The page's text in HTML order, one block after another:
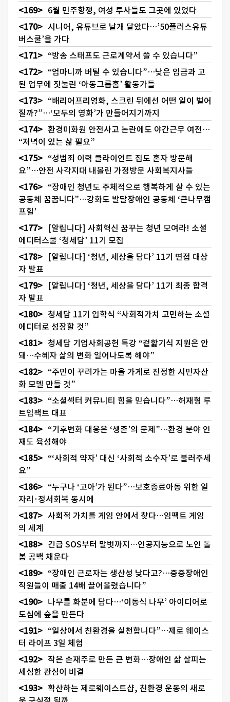
6월 민주항쟁, 여성 투사들도 그곳에 있었다
시니어, 유튜브로 날개 달았다…’50플러스유튜
버스쿨’을 가다
“방송 스태프도 근로계약서 쓸 수 있습니다”
“엄마니까 버틸 수 있습니다”…낮은 임금과 고
된 업무에 짓눌린 ‘아동그룹홈’ 활동가들
“배리어프리영화, 스크린 뒤에선 어떤 일이 벌어
질까?”…‘모두의 영화’가 만들어지기까지
환경미화원 안전사고 논란에도 야간근무 여전…
“저녁이 있는 삶 필요”
“성범죄 이력 클라이언트 집도 혼자 방문해
요”…안전 사각지대 내몰린 가정방문 사회복지사들
“장애인 청년도 주체적으로 행복하게 살 수 있는
공동체 꿈꿉니다”…강화도 발달장애인 공동체 ‘큰나무캠
프힐’
[알립니다] 사회혁신 꿈꾸는 청년 모여라! 소셜
에디터스쿨 ‘청세담’ 11기 모집
[알립니다] ‘청년, 세상을 담다’ 11기 면접 대상
자 발표
[알립니다] ‘청년, 세상을 담다’ 11기 최종 합격
자 발표
청세담 11기 입학식 “사회적가치 고민하는 소셜
에디터로 성장할 것”
청세담 기업사회공헌 특강 “겉핥기식 지원은 안
돼…수혜자 삶의 변화 일어나도록 해야”
“주민이 꾸려가는 마을 가게로 진정한 시민자산
화 모델 만들 것”
“소셜섹터 커뮤니티 힘을 믿습니다”…허재형 루
트임팩트 대표
“기후변화 대응은 ‘생존’의 문제”…환경 분야 인
재도 육성해야
“‘사회적 약자’ 대신 ‘사회적 소수자’로 불러주세
요”
“누구나 ‘고아’가 된다”…보호종료아동 위한 일
자리·정서회복 동시에
사회적 가치를 게임 안에서 찾다…임팩트 게임
의 세계
긴급 SOS부터 말벗까지…인공지능으로 노인 돌
봄 공백 채운다
“장애인 근로자는 생산성 낮다고?…중증장애인
직원들이 매출 14배 끌어올렸습니다”
나무를 화분에 담다…‘이동식 나무’ 아이디어로
도심에 숲을 만든다
“일상에서 친환경을 실천합니다”…제로 웨이스
터 라이프 3일 체험
작은 손재주로 만든 큰 변화…장애인 삶 살피는
세심한 관심이 비결
확산하는 제로웨이스트샵, 친환경 운동의 새로